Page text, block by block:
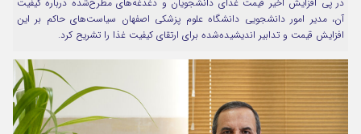
مرا به خاطر بسپار
آن، مدیر امور دانشجویی دانشگاه علوم پزشکی اصفهان سیاست‌های حاکم بر این
افزایش قیمت و تدابیر اندیشیده‌شده برای ارتقای کیفیت غذا را تشریح کرد.